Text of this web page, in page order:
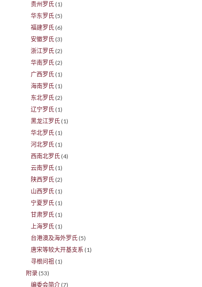
贵州罗氏 (1)
华东罗氏 (5)
福建罗氏 (6)
安徽罗氏 (3)
浙江罗氏 (2)
华南罗氏 (2)
广西罗氏 (1)
海南罗氏 (1)
东北罗氏 (2)
辽宁罗氏 (1)
黑龙江罗氏 (1)
华北罗氏 (1)
河北罗氏 (1)
西南北罗氏 (4)
云南罗氏 (1)
陕西罗氏 (2)
山西罗氏 (1)
宁夏罗氏 (1)
甘肃罗氏 (1)
上海罗氏 (1)
台港澳及海外罗氏 (5)
唐宋等较大开基支系 (1)
寻根问祖 (1)
附录 (53)
编委会简介 (7)